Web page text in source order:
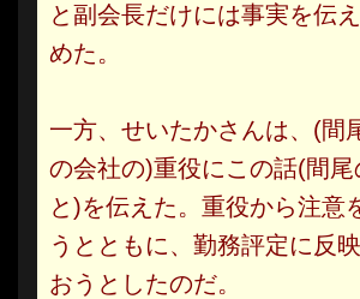
と副会長だけには事実を伝
めた。
一方、せいたかさんは、(間
の会社の)重役にこの話(間尾
と)を伝えた。重役から注意
うとともに、勤務評定に反
おうとしたのだ。